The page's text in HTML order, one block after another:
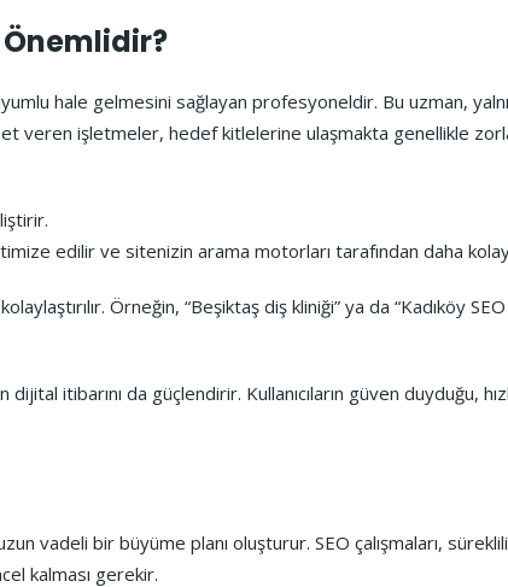
Önemlidir?
hale gelmesini sağlayan profesyoneldir. Bu uzman,
veren işletmeler, hedef kitlelerine ulaşmakta genellikle
edilir ve sitenizin arama motorları tarafından daha kolay
Örneğin, “Beşiktaş diş kliniği” ya da “Kadıköy
itibarını da güçlendirir. Kullanıcıların güven duyduğu,
vadeli bir büyüme planı oluşturur. SEO çalışmaları,
kalması gerekir.